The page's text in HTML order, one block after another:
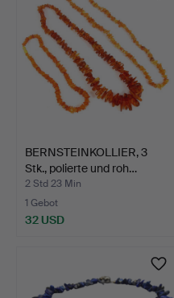
BERNSTEINKOLLIER, 3
Stk., polierte und roh…
2 Std 23 Min
1 Gebot
32 USD